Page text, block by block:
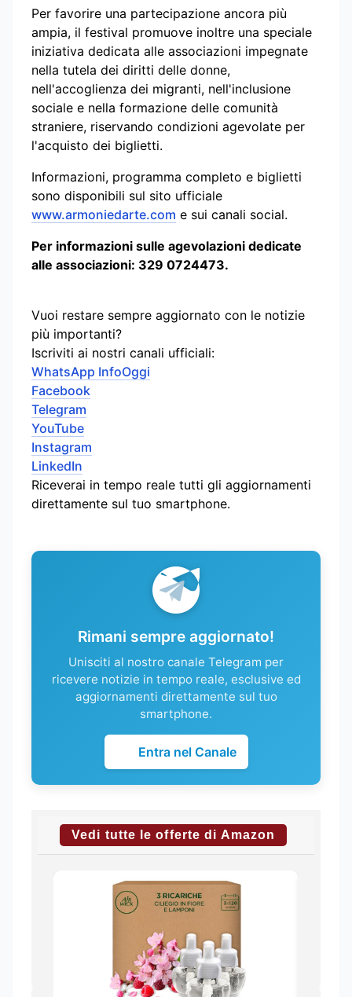
Per favorire una partecipazione ancora più
ampia, il festival promuove inoltre una speciale
iniziativa dedicata alle associazioni impegnate
nella tutela dei diritti delle donne,
nell'accoglienza dei migranti, nell'inclusione
sociale e nella formazione delle comunità
straniere, riservando condizioni agevolate per
l'acquisto dei biglietti.
Informazioni, programma completo e biglietti
sono disponibili sul sito ufficiale
www.armoniedarte.com e sui canali social.
Per informazioni sulle agevolazioni dedicate
alle associazioni: 329 0724473.
Vuoi restare sempre aggiornato con le notizie
più importanti?
Iscriviti ai nostri canali ufficiali:
WhatsApp InfoOggi
Facebook
Telegram
YouTube
Instagram
LinkedIn
Riceverai in tempo reale tutti gli aggiornamenti
direttamente sul tuo smartphone.
Rimani sempre aggiornato!
Unisciti al nostro canale Telegram per
ricevere notizie in tempo reale, esclusive ed
aggiornamenti direttamente sul tuo
smartphone.
Entra nel Canale